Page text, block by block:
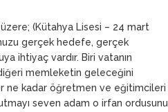
üzere; (Kütahya Lisesi – 24 mart
gerçek hedefe, gerçek
ihtiyaç vardır. Biri vatanın
memleketin geleceğini
ne kadar öğretmen ve eğitimcileri
seven adam o irfan ordusunu